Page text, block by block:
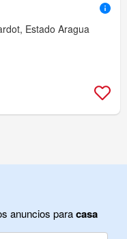
Estado Aragua
anuncios paracasa